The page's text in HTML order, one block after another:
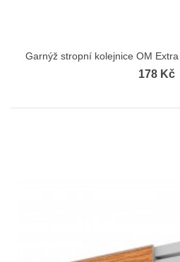
Garnýž stropní kolejnice OM
178 Kč